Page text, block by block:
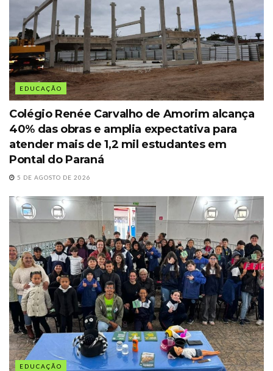
EDUCAÇÃO
Colégio Renée Carvalho de Amorim alcança
40% das obras e amplia expectativa para
atender mais de 1,2 mil estudantes em
Pontal do Paraná
5 DE AGOSTO DE 2026
EDUCAÇÃO